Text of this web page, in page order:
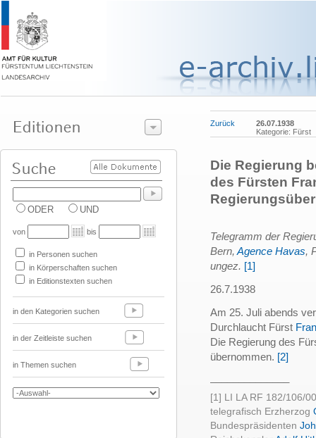
ODER UND
von bis
in Personen suchen
in Körperschaften suchen
in Editionstexten suchen
in den Kategorien suchen
in der Zeitleiste suchen
in Themen suchen
Zurück
26.07.1938
Kategorie: Fürst
Die Regierung
des Fürsten
Telegramm der
Bern,Agence Havas,
ungez. [1]
26.7.1938
Am 25. Juli abends
Durchlaucht Fürst
Die Regierung des
übernommen. [2]
[1] LI LA RF 182/106/
telegrafisch Erzherzog
Bundespräsidenten